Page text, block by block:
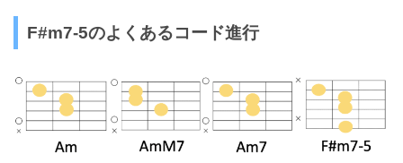
F#m7-5のよくあるコード進行